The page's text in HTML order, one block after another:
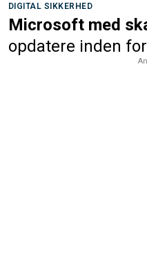
DIGITAL SIKKERHED
Microsoft med
opdatere inden